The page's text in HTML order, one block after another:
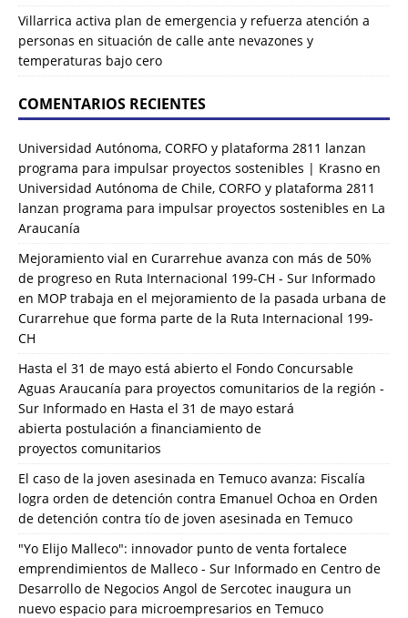
Villarrica activa plan de emergencia y refuerza atención a
personas en situación de calle ante nevazones y
temperaturas bajo cero
COMENTARIOS RECIENTES
Universidad Autónoma, CORFO y plataforma 2811 lanzan
programa para impulsar proyectos sostenibles | Krasno en
Universidad Autónoma de Chile, CORFO y plataforma 2811
lanzan programa para impulsar proyectos sostenibles en La
Araucanía
Mejoramiento vial en Curarrehue avanza con más de 50%
de progreso en Ruta Internacional 199-CH - Sur Informado
en MOP trabaja en el mejoramiento de la pasada urbana de
Curarrehue que forma parte de la Ruta Internacional 199-
CH
Hasta el 31 de mayo está abierto el Fondo Concursable
Aguas Araucanía para proyectos comunitarios de la región -
Sur Informado en Hasta el 31 de mayo estará
abierta postulación a financiamiento de
proyectos comunitarios
El caso de la joven asesinada en Temuco avanza: Fiscalía
logra orden de detención contra Emanuel Ochoa en Orden
de detención contra tío de joven asesinada en Temuco
"Yo Elijo Malleco": innovador punto de venta fortalece
emprendimientos de Malleco - Sur Informado en Centro de
Desarrollo de Negocios Angol de Sercotec inaugura un
nuevo espacio para microempresarios en Temuco